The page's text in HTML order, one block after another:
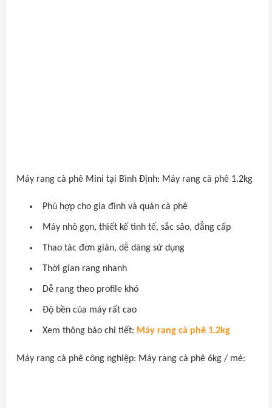
Máy rang cà phê Mini tại Bình Định: Máy rang cà phê 1.2kg
Phù hợp cho gia đình và quán cà phê
Máy nhỏ gọn, thiết kế tinh tế, sắc sảo, đẳng cấp
Thao tác đơn giản, dễ dàng sử dụng
Thời gian rang nhanh
Dễ rang theo profile khó
Độ bền của máy rất cao
Xem thông báo chi tiết: Máy rang cà phê 1.2kg
Máy rang cà phê công nghiệp: Máy rang cà phê 6kg / mẻ: